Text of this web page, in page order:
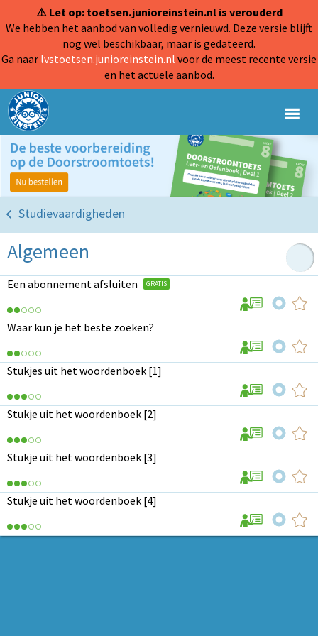
⚠️ Let op: toetsen.junioreinstein.nl is verouderd
We hebben het aanbod van volledig vernieuwd. Deze versie blijft
nog wel beschikbaar, maar is gedateerd.
Ga naar lvstoetsen.junioreinstein.nl voor de meest recente versie
en het actuele aanbod.
Studievaardigheden
Algemeen
Een abonnement afsluiten GRATIS
Waar kun je het beste zoeken?
Stukjes uit het woordenboek [1]
Stukje uit het woordenboek [2]
Stukje uit het woordenboek [3]
Stukje uit het woordenboek [4]